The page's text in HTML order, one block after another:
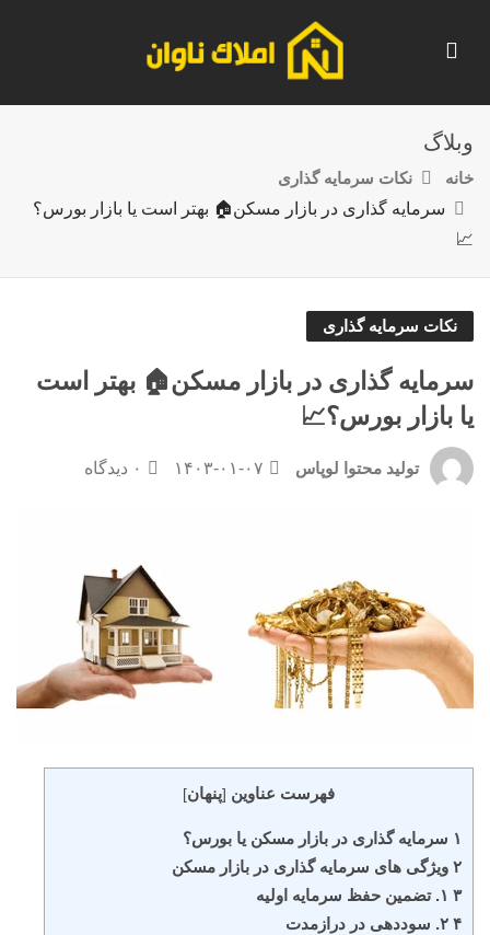
وبلاگ
خانه
نکات سرمایه گذاری
سرمایه گذاری در بازار مسکن🏠 بهتر است یا بازار بورس؟
📈
نکات سرمایه گذاری
سرمایه گذاری در بازار مسکن🏠 بهتر است
یا بازار بورس؟📈
تولید محتوا لوپاس ۱۴۰۳-۰۱-۰۷ ۰ دیدگاه
فهرست عناوین [پنهان]
۱ سرمایه گذاری در بازار مسکن یا بورس؟
۲ ویژگی های سرمایه گذاری در بازار مسکن
۳ ۱. تضمین حفظ سرمایه اولیه
۴ ۲. سوددهی در درازمدت